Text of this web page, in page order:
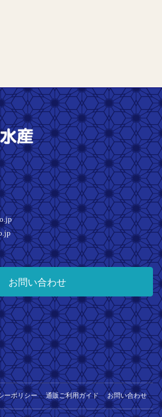
お問い合わせ
ーポリシー 通販ご利用ガイド お問い合わせ